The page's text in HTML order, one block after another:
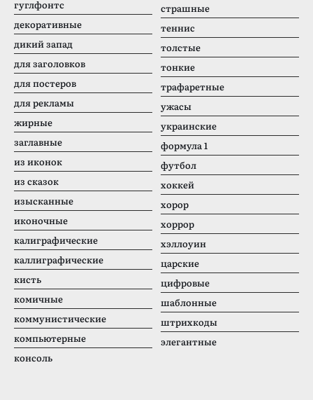
гуглфонтс
декоративные
дикий запад
для заголовков
для постеров
для рекламы
жирные
заглавные
из иконок
из сказок
изысканные
иконочные
калиграфические
каллиграфические
кисть
комичные
коммунистические
компьютерные
консоль
страшные
теннис
толстые
тонкие
трафаретные
ужасы
украинские
формула 1
футбол
хоккей
хорор
хоррор
хэллоуин
царские
цифровые
шаблонные
штрихкоды
элегантные